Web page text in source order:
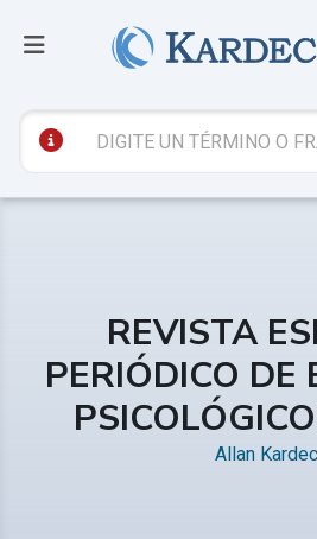
REVISTA
PERIÓDICO DE
Allan Kardec